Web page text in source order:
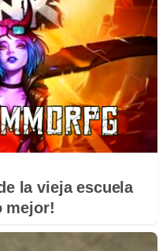
la vieja escuela
mejor!